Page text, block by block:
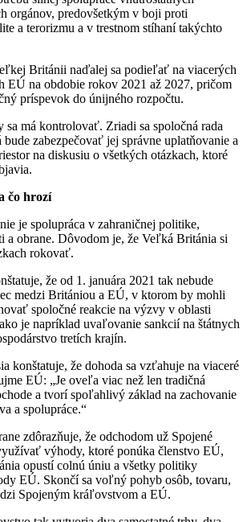
orgánov, predovšetkým v boji proti
a terorizmu a v trestnom stíhaní takýchto
Británii naďalej sa podieľať na viacerých
EÚ na obdobie rokov 2021 až 2027, pričom
príspevok do únijného rozpočtu.
sa má kontrolovať. Zriadi sa spoločná rada
bude zabezpečovať jej správne uplatňovanie a
na diskusiu o všetkých otázkach, ktoré
čo hrozí
je spolupráca v zahraničnej politike,
a obrane. Dôvodom je, že Veľká Británia si
rokovať.
že od 1. januára 2021 tak nebude
medzi Britániou a EÚ, v ktorom by mohli
spoločné reakcie na výzvy v oblasti
je napríklad uvaľovanie sankcií na štátnych
tretích krajín.
konštatuje, že dohoda sa vzťahuje na viaceré
EÚ: „Je oveľa viac než len tradičná
a tvorí spoľahlivý základ na zachovanie
a spolupráce.“
zdôrazňuje, že odchodom už Spojené
výhody, ktoré ponúka členstvo EÚ,
opustí colnú úniu a všetky politiky
EÚ. Skončí sa voľný pohyb osôb, tovaru,
Spojeným kráľovstvom a EÚ.